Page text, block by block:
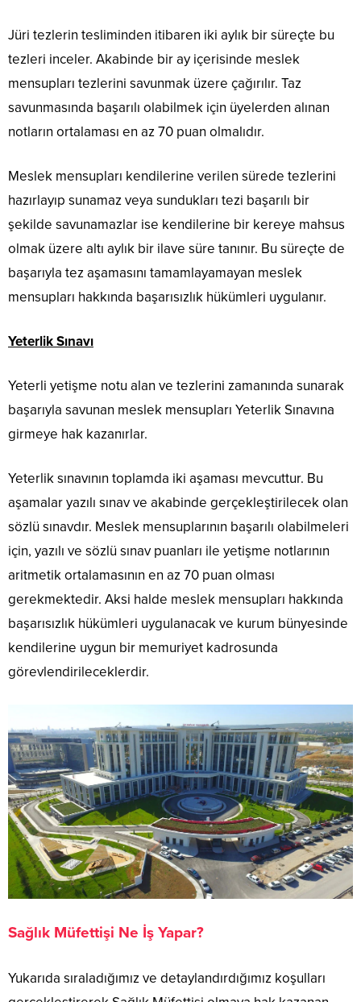
Jüri tezlerin tesliminden itibaren iki aylık bir süreçte bu
tezleri inceler. Akabinde bir ay içerisinde meslek
mensupları tezlerini savunmak üzere çağırılır. Taz
savunmasında başarılı olabilmek için üyelerden alınan
notların ortalaması en az 70 puan olmalıdır.
Meslek mensupları kendilerine verilen sürede tezlerini
hazırlayıp sunamaz veya sundukları tezi başarılı bir
şekilde savunamazlar ise kendilerine bir kereye mahsus
olmak üzere altı aylık bir ilave süre tanınır. Bu süreçte de
başarıyla tez aşamasını tamamlayamayan meslek
mensupları hakkında başarısızlık hükümleri uygulanır.
Yeterlik Sınavı
Yeterli yetişme notu alan ve tezlerini zamanında sunarak
başarıyla savunan meslek mensupları Yeterlik Sınavına
girmeye hak kazanırlar.
Yeterlik sınavının toplamda iki aşaması mevcuttur. Bu
aşamalar yazılı sınav ve akabinde gerçekleştirilecek olan
sözlü sınavdır. Meslek mensuplarının başarılı olabilmeleri
için, yazılı ve sözlü sınav puanları ile yetişme notlarının
aritmetik ortalamasının en az 70 puan olması
gerekmektedir. Aksi halde meslek mensupları hakkında
başarısızlık hükümleri uygulanacak ve kurum bünyesinde
kendilerine uygun bir memuriyet kadrosunda
görevlendirileceklerdir.
Sağlık Müfettişi Ne İş Yapar?
Yukarıda sıraladığımız ve detaylandırdığımız koşulları